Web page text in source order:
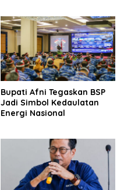
Bupati Afni Tegaskan BSP
Jadi Simbol Kedaulatan
Energi Nasional